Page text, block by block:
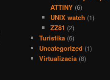
ATTINY(6)
UNIX watch (1)
ZZ81 (2)
Turistika (6)
Uncategorized (1)
Virtualizacia (8)